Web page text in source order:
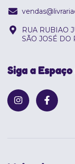
RUA RUBIAO
SÃO JOSÉ DO
Siga a